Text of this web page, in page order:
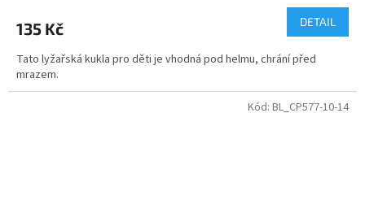
135 Kč DETAIL
Tato lyžařská kukla pro děti je vhodná pod helmu, chrání před
mrazem.
Kód: BL_CP577-10-14